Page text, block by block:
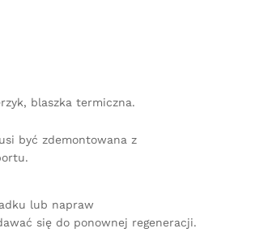
blaszka termiczna.
być zdemontowana z
lub napraw
się do ponownej regeneracji.